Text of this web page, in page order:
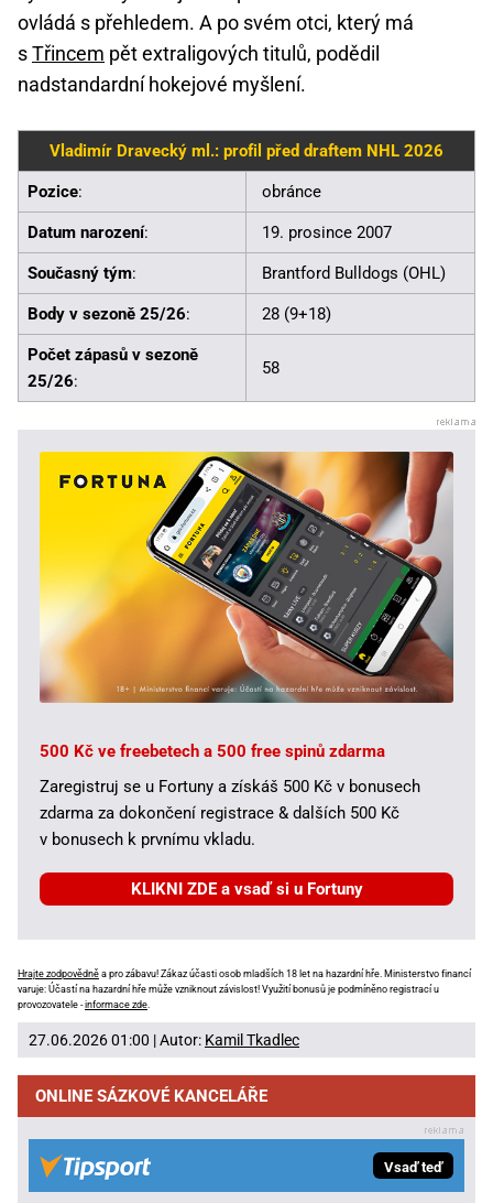
ovládá s přehledem. A po svém otci, který má
sTřincem pět extraligových titulů, podědil
nadstandardní hokejové myšlení.
Vladimír Dravecký ml.: profil před draftem NHL 2026
Pozice: obránce
Datum narození: 19. prosince 2007
Současný tým: Brantford Bulldogs (OHL)
Body v sezoně 25/26: 28 (9+18)
Počet zápasů v sezoně
25/26:
58
500 Kč ve freebetech a 500 free spinů zdarma
Zaregistruj se u Fortuny a získáš 500 Kč v bonusech
zdarma za dokončení registrace & dalších 500 Kč
v bonusech k prvnímu vkladu.
KLIKNI ZDE a vsaď si u Fortuny
Hrajte zodpovědně a pro zábavu! Zákaz účasti osob mladších 18 let na hazardní hře. Ministerstvo financí
varuje: Účastí na hazardní hře může vzniknout závislost! Využití bonusů je podmíněno registrací u
provozovatele -informace zde
27.06.2026 01:00 | Autor: Kamil Tkadlec
ONLINE SÁZKOVÉ KANCELÁŘE
Vsaď teď